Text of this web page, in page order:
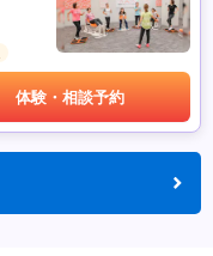
体験・相談予約